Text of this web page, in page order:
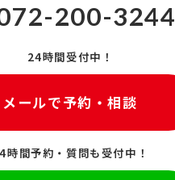
200-3244
24時間受付中！
メールで予約・相談
時間予約・質問も受付中！